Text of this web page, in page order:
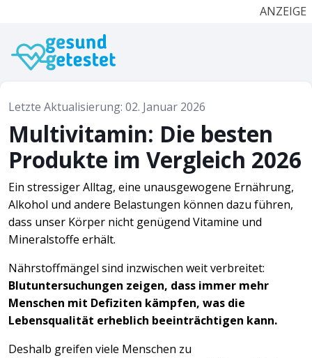
ANZEIGE
Letzte Aktualisierung: 02. Januar 2026
Multivitamin: Die besten
Produkte im Vergleich 2026
Ein stressiger Alltag, eine unausgewogene Ernährung,
Alkohol und andere Belastungen können dazu führen,
dass unser Körper nicht genügend Vitamine und
Mineralstoffe erhält.
Nährstoffmängel sind inzwischen weit verbreitet:
Blutuntersuchungen zeigen, dass immer mehr
Menschen mit Defiziten kämpfen, was die
Lebensqualität erheblich beeinträchtigen kann.
Deshalb greifen viele Menschen zu